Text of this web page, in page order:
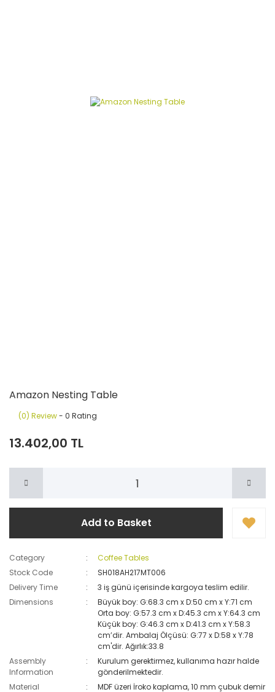
Amazon Nesting Table
(0) Review- 0 Rating
13.402,00 TL
Add to Basket
Category
Coffee Tables
Stock Code
SH018AH217MT006
Delivery Time
3 iş günü içerisinde kargoya teslim edilir.
Dimensions
Büyük boy: G:68.3 cm x D:50 cm x Y:71 cm
Orta boy: G:57.3 cm x D:45.3 cm x Y:64.3 cm
Küçük boy: G:46.3 cm x D:41.3 cm x Y:58.3
cm’dir. Ambalaj Ölçüsü: G:77 x D:58 x Y:78
cm'dir. Ağırlık:33.8
Assembly
Information
Kurulum gerektirmez, kullanıma hazır halde
gönderilmektedir.
Material
MDF üzeri İroko kaplama, 10 mm çubuk demir